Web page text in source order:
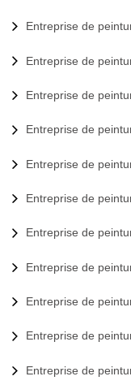
Entreprise de
Entreprise de
Entreprise de
Entreprise de
Entreprise de
Entreprise de
Entreprise de
Entreprise de
Entreprise de
Entreprise de
Entreprise de